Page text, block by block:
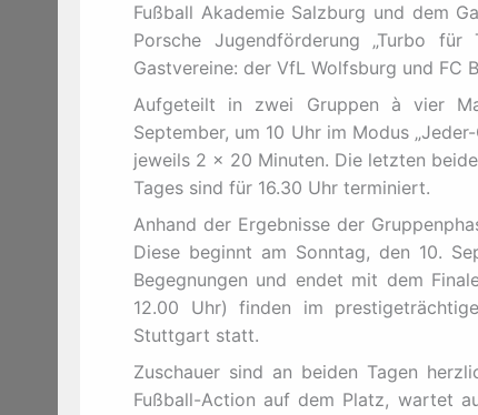
Fußball Akademie Salzburg und dem
Porsche Jugendförderung „Turbo
Gastvereine: der VfL Wolfsburg und FC
Aufgeteilt in zwei Gruppen à vier
September, um 10 Uhr im Modus
jeweils 2 x 20 Minuten. Die letzten
Tages sind für 16.30 Uhr terminiert.
Anhand der Ergebnisse der
Diese beginnt am Sonntag, den 10.
Begegnungen und endet mit dem
12.00 Uhr) finden im
Stuttgart statt.
Zuschauer sind an beiden Tagen
Fußball-Action auf dem Platz, wartet